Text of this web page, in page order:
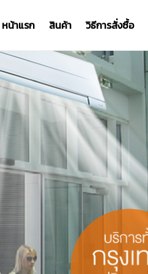
หน้าแรก สินค้า วิธีการสั่งซื้อ